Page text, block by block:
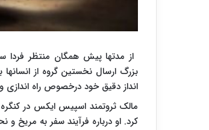
بزرگ ارسال نخستین گروه از
انداز دقیق خود درخصوص راه اندازی
مالک ثروتمند اسپیس ایکس در کنگره
کرد. او درباره فرآیند سفر به مریخ و